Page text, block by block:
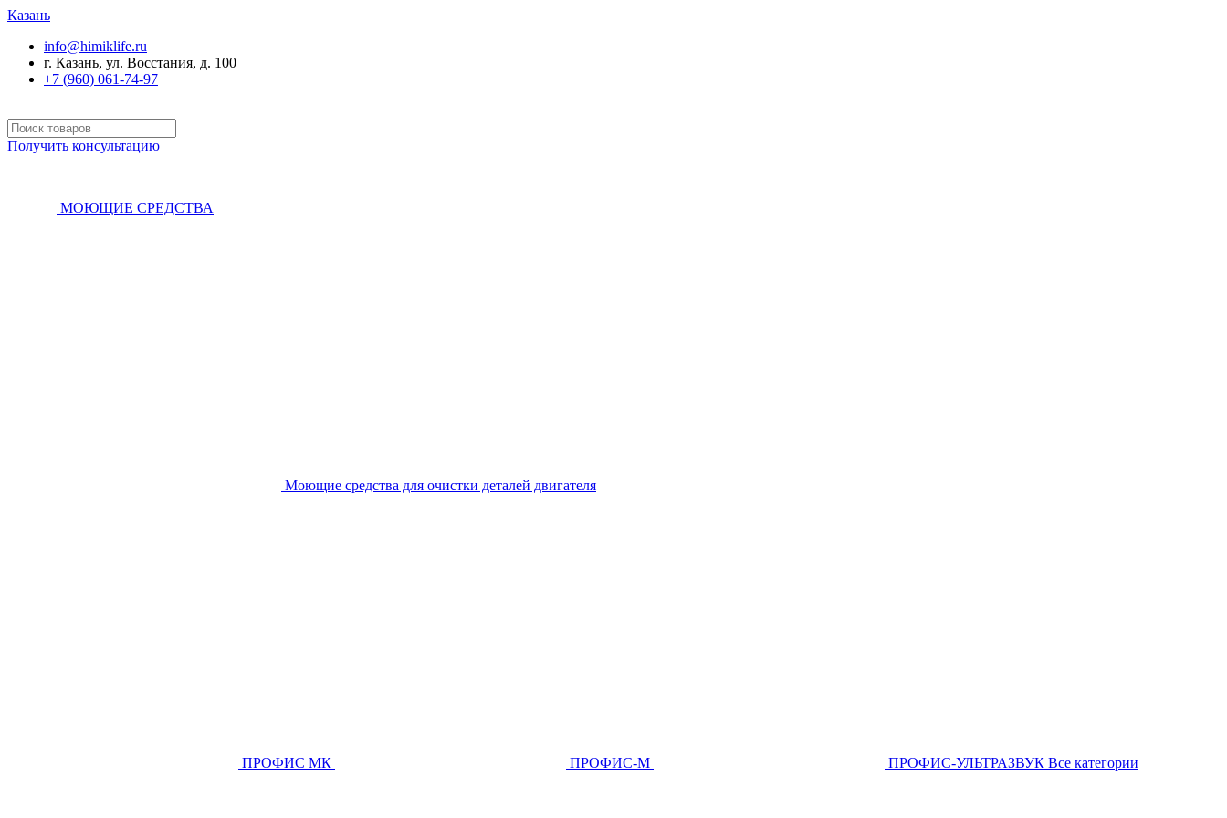
Казань
info@himiklife.ru
г. Казань, ул. Восстания, д. 100
+7 (960) 061-74-97
Получить консультацию
МОЮЩИЕ СРЕДСТВА
Моющие средства для очистки деталей двигателя
ПРОФИС МК ПРОФИС-М ПРОФИС-УЛЬТРАЗВУК Все категории